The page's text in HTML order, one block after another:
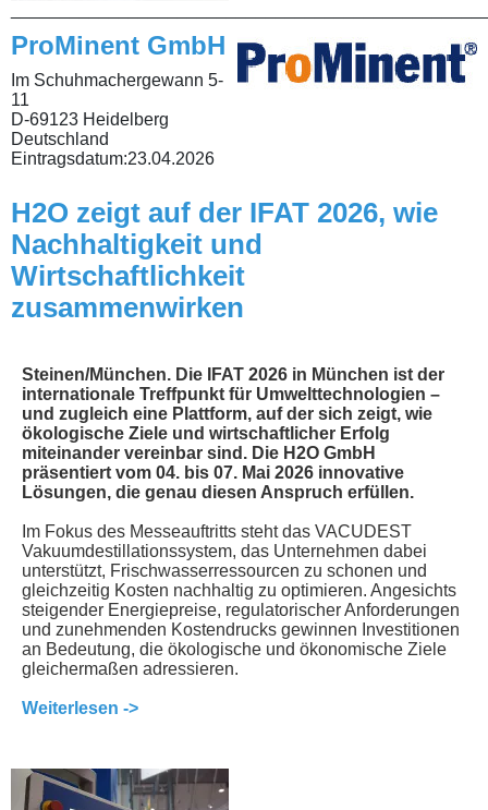
ProMinent GmbH
Im Schuhmachergewann 5-
11
D-69123 Heidelberg
Deutschland
Eintragsdatum:23.04.2026
H2O zeigt auf der IFAT 2026, wie
Nachhaltigkeit und
Wirtschaftlichkeit
zusammenwirken
Steinen/München. Die IFAT 2026 in München ist der
internationale Treffpunkt für Umwelttechnologien –
und zugleich eine Plattform, auf der sich zeigt, wie
ökologische Ziele und wirtschaftlicher Erfolg
miteinander vereinbar sind. Die H2O GmbH
präsentiert vom 04. bis 07. Mai 2026 innovative
Lösungen, die genau diesen Anspruch erfüllen.
Im Fokus des Messeauftritts steht das VACUDEST
Vakuumdestillationssystem, das Unternehmen dabei
unterstützt, Frischwasserressourcen zu schonen und
gleichzeitig Kosten nachhaltig zu optimieren. Angesichts
steigender Energiepreise, regulatorischer Anforderungen
und zunehmenden Kostendrucks gewinnen Investitionen
an Bedeutung, die ökologische und ökonomische Ziele
gleichermaßen adressieren.
Weiterlesen ->